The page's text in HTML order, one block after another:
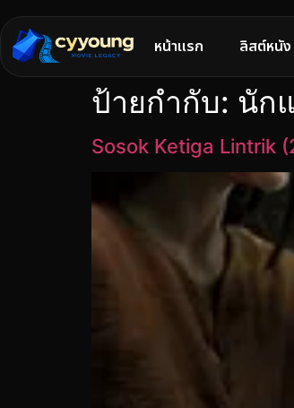
หน้าแรก ลิสต์หนั
ป้ายกำกับ: นัก
Sosok Ketiga Lintrik